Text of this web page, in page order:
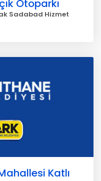
Otoparkı
Sadabad Hizmet
Katlı